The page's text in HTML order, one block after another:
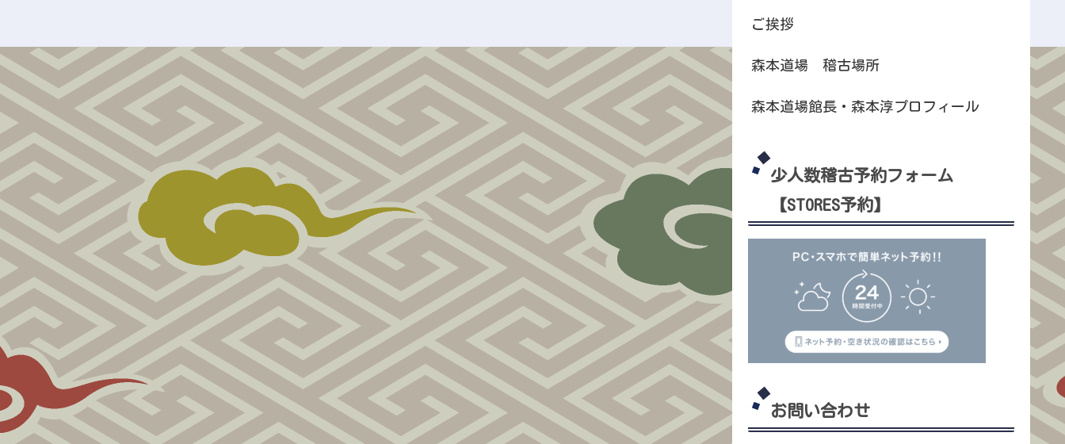
ご挨拶
森本道場 稽古場所
森本道場館長・森本淳プロフィール
少人数稽古予約フォーム
【STORES予約】
お問い合わせ